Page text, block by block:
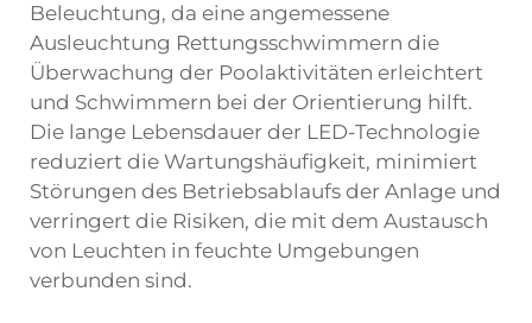
Beleuchtung, da eine angemessene
Ausleuchtung Rettungsschwimmern die
Überwachung der Poolaktivitäten erleichtert
und Schwimmern bei der Orientierung hilft.
Die lange Lebensdauer der LED-Technologie
reduziert die Wartungshäufigkeit, minimiert
Störungen des Betriebsablaufs der Anlage und
verringert die Risiken, die mit dem Austausch
von Leuchten in feuchte Umgebungen
verbunden sind.